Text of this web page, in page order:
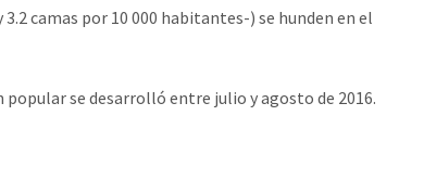
camas por 10 000 habitantes-) se hunden en el
se desarrolló entre julio y agosto de 2016.